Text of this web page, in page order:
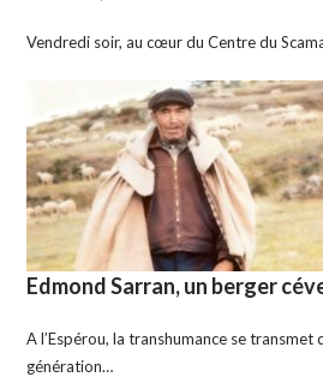
Vendredi soir, au cœur du Centre du
Edmond Sarran, un berger
A l’Espérou, la transhumance se transmet
génération…